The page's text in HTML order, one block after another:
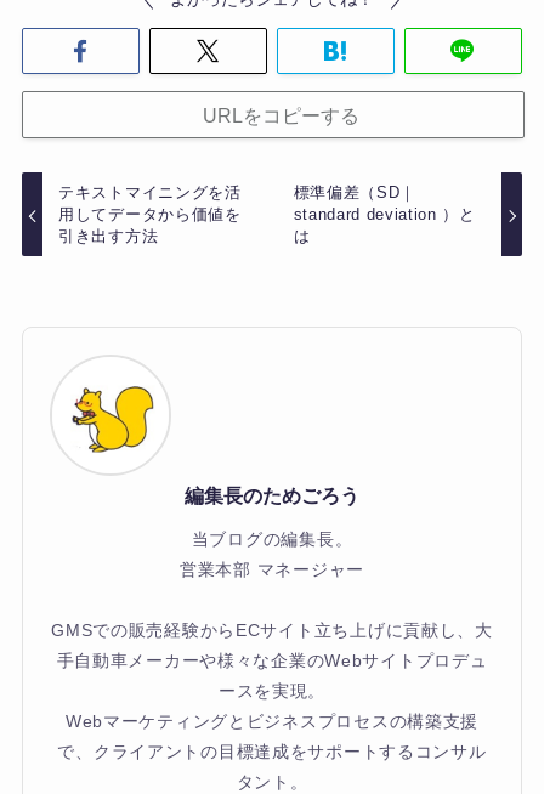
URLをコピーする
テキストマイニングを活
用してデータから価値を
引き出す方法
標準偏差（SD｜
standard deviation ）と
は
編集長のためごろう
当ブログの編集長。
営業本部 マネージャー
GMSでの販売経験からECサイト立ち上げに貢献し、大
手自動車メーカーや様々な企業のWebサイトプロデュ
ースを実現。
Webマーケティングとビジネスプロセスの構築支援
で、クライアントの目標達成をサポートするコンサル
タント。